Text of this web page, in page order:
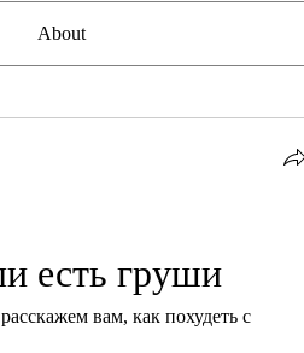
About
есть груши
вам, как похудеть с